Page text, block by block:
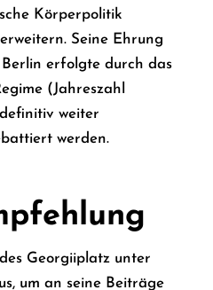
Körperpolitik
Seine Ehrung
erfolgte durch das
(Jahreszahl
weiter
werden.
Georgiiplatz unter
um an seine Beiträge